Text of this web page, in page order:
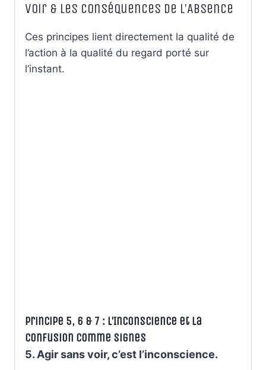
Voir & Les Conséquences de l’Absence
Ces principes lient directement la qualité de
l’action à la qualité du regard porté sur
l’instant.
Principe 5, 6 & 7 : L’Inconscience et la
Confusion comme Signes
5. Agir sans voir, c’est l’inconscience.